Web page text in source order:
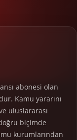
abonesi olan
Kamu yararını
uluslararası
biçimde
kurumlarından